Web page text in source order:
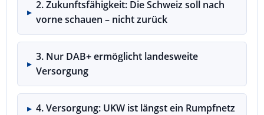
2. Zukunftsfähigkeit: Die Schweiz soll nach
vorne schauen – nicht zurück
3. Nur DAB+ ermöglicht landesweite
Versorgung
4. Versorgung: UKW ist längst ein Rumpfnetz